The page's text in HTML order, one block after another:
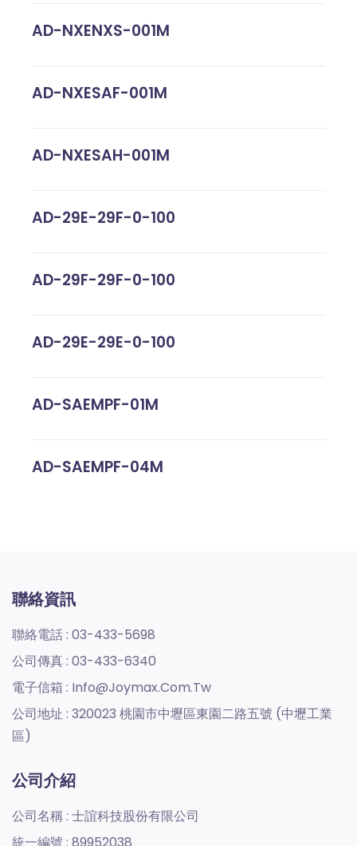
AD-NXENXS-001M
AD-NXESAF-001M
AD-NXESAH-001M
AD-29E-29F-0-100
AD-29F-29F-0-100
AD-29E-29E-0-100
AD-SAEMPF-01M
AD-SAEMPF-04M
聯絡資訊
聯絡電話 : 03-433-5698
公司傳真 : 03-433-6340
電子信箱 : Info@joymax.com.tw
公司地址 : 320023 桃園市中壢區東園二路五號 (中壢工業
區)
公司介紹
公司名稱 : 士誼科技股份有限公司
統一編號 : 89952038